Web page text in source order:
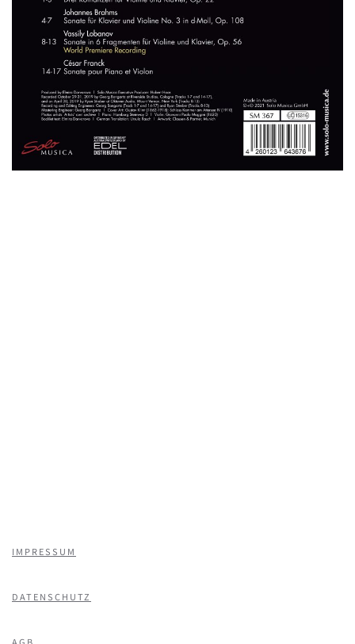
IMPRESSUM
DATENSCHUTZ